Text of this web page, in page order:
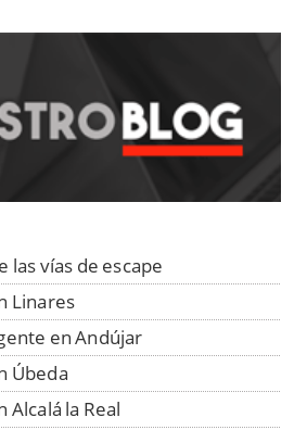
las vías de escape
Linares
en Andújar
Úbeda
Alcalá la Real